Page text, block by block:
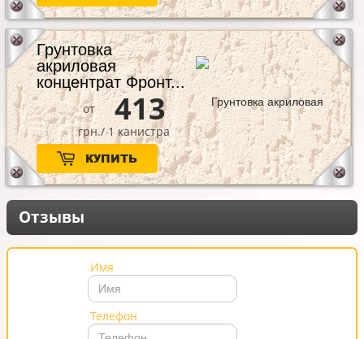
Грунтовка
акриловая
концентрат Фронт...
от 413
грн./ 1 канистра
КУПИТЬ
Отзывы
Имя
Телефон